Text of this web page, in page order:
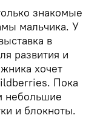
знакомые
мальчика. У
в
развития и
хочет
Пока
небольшие
и блокноты.